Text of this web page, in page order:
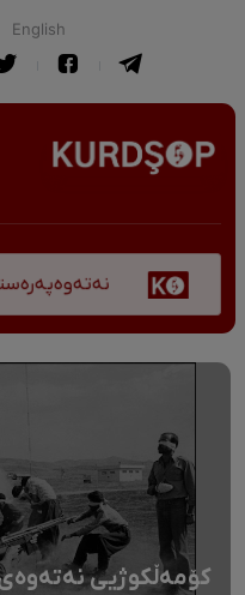
English
نەتەوەپەرەستی لە
کۆمەڵکوژیی